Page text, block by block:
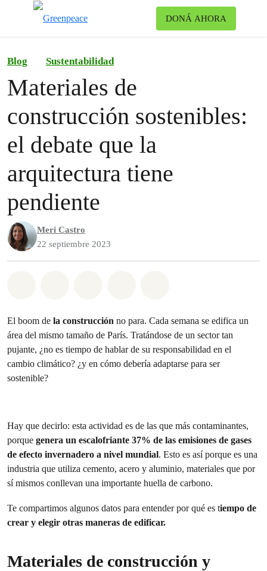
DONÁ AHORA
Blog Sustentabilidad
Materiales de
construcción sostenibles:
el debate que la
arquitectura tiene
pendiente
Meri Castro
22 septiembre 2023
El boom de la construcción no para. Cada semana se edifica un
área del mismo tamaño de París. Tratándose de un sector tan
pujante, ¿no es tiempo de hablar de su responsabilidad en el
cambio climático? ¿y en cómo debería adaptarse para ser
sostenible?
Hay que decirlo: esta actividad es de las que más contaminantes,
porque genera un escalofriante 37% de las emisiones de gases
de efecto invernadero a nivel mundial. Esto es así porque es una
industria que utiliza cemento, acero y aluminio, materiales que por
sí mismos conllevan una importante huella de carbono.
Te compartimos algunos datos para entender por qué es tiempo de
crear y elegir otras maneras de edificar.
Materiales de construcción y